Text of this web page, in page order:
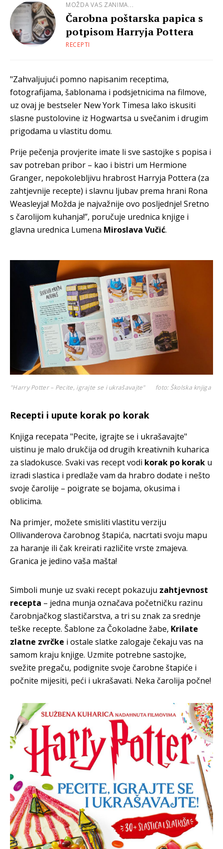
MOŽDA VAS ZANIMA...
Čarobna poštarska papica s
potpisom Harryja Pottera
RECEPTI
"Zahvaljujući pomno napisanim receptima,
fotografijama, šablonama i podsjetnicima na filmove,
uz ovaj je bestseler New York Timesa lako iskusiti
slasne pustolovine iz Hogwartsa u svečanim i drugim
prigodama u vlastitu domu.
Prije pečenja provjerite imate li sve sastojke s popisa i
sav potreban pribor – kao i bistri um Hermione
Granger, nepokolebljivu hrabrost Harryja Pottera (za
zahtjevnije recepte) i slavnu ljubav prema hrani Rona
Weasleyja! Možda je najvažnije ovo posljednje! Sretno
s čarolijom kuhanja!”, poručuje urednica knjige i
glavna urednica Lumena Miroslava Vučić.
"Harry Potter – Pecite, igrajte se i ukrašavajte" foto: Školska knjiga
Recepti i upute korak po korak
Knjiga recepata "Pecite, igrajte se i ukrašavajte"
uistinu je malo drukčija od drugih kreativnih kuharica
za sladokusce. Svaki vas recept vodi korak po korak u
izradi slastica i predlaže vam da hrabro dodate i nešto
svoje čarolije – poigrate se bojama, okusima i
oblicima.
Na primjer, možete smisliti vlastitu verziju
Ollivanderova čarobnog štapića, nacrtati svoju mapu
za haranje ili čak kreirati različite vrste zmajeva.
Granica je jedino vaša mašta!
Simboli munje uz svaki recept pokazuju zahtjevnost
recepta – jedna munja označava početničku razinu
čarobnjačkog slastičarstva, a tri su znak za srednje
teške recepte. Šablone za Čokoladne žabe, Krilate
zlatne zvrčke i ostale slatke zalogaje čekaju vas na
samom kraju knjige. Uzmite potrebne sastojke,
svežite pregaču, podignite svoje čarobne štapiće i
počnite mijesiti, peći i ukrašavati. Neka čarolija počne!